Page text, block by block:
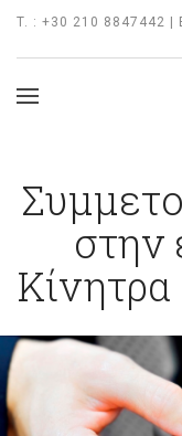
T. : +30 210 8847442 |
στην
Κίνητρα